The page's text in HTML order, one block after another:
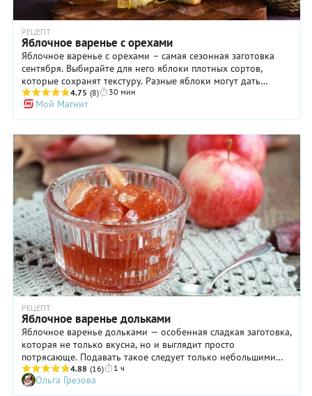
РЕЦЕПТ
Яблочное варенье с орехами
Яблочное варенье с орехами – самая сезонная заготовка
сентября. Выбирайте для него яблоки плотных сортов,
которые сохранят текстуру. Разные яблоки могут дать
разное количество сока при взаимодействии с сахаром. Если
вам достались очень сочные, уменьшите количество
жидкости в рецепте до 1 стакана, чтобы варенье не
получилось слишком жидким. К нему также можно добавить
свежевыжатый сок одного лимона, который улучшит не
только вкус, но и текстуру готового варенья. А вместо
цельного миндаля вы можете использовать миндальные
хлопья, тогда их даже не потребуется рубить.
4.75 (8) 30 мин
Мой Магнит
РЕЦЕПТ
Яблочное варенье дольками
Яблочное варенье дольками — особенная сладкая заготовка,
которая не только вкусна, но и выглядит просто
потрясающе. Подавать такое следует только небольшими
порциями, в белых пиалах или розеточках, которые в
полной мере позволят оценить медитативную красоту
4.88 (16) 1 ч
Ольга Грезова